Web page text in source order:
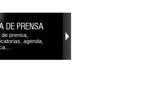
DE PRENSA
prensa,
agenda,